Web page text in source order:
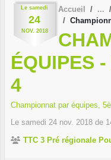
Le samedi
24
NOV. 2018
Accueil
ÉQUIPES
4
Championnat par équipes,
Le samedi 24 nov. 2018 de
TTC 3 Pré régionale